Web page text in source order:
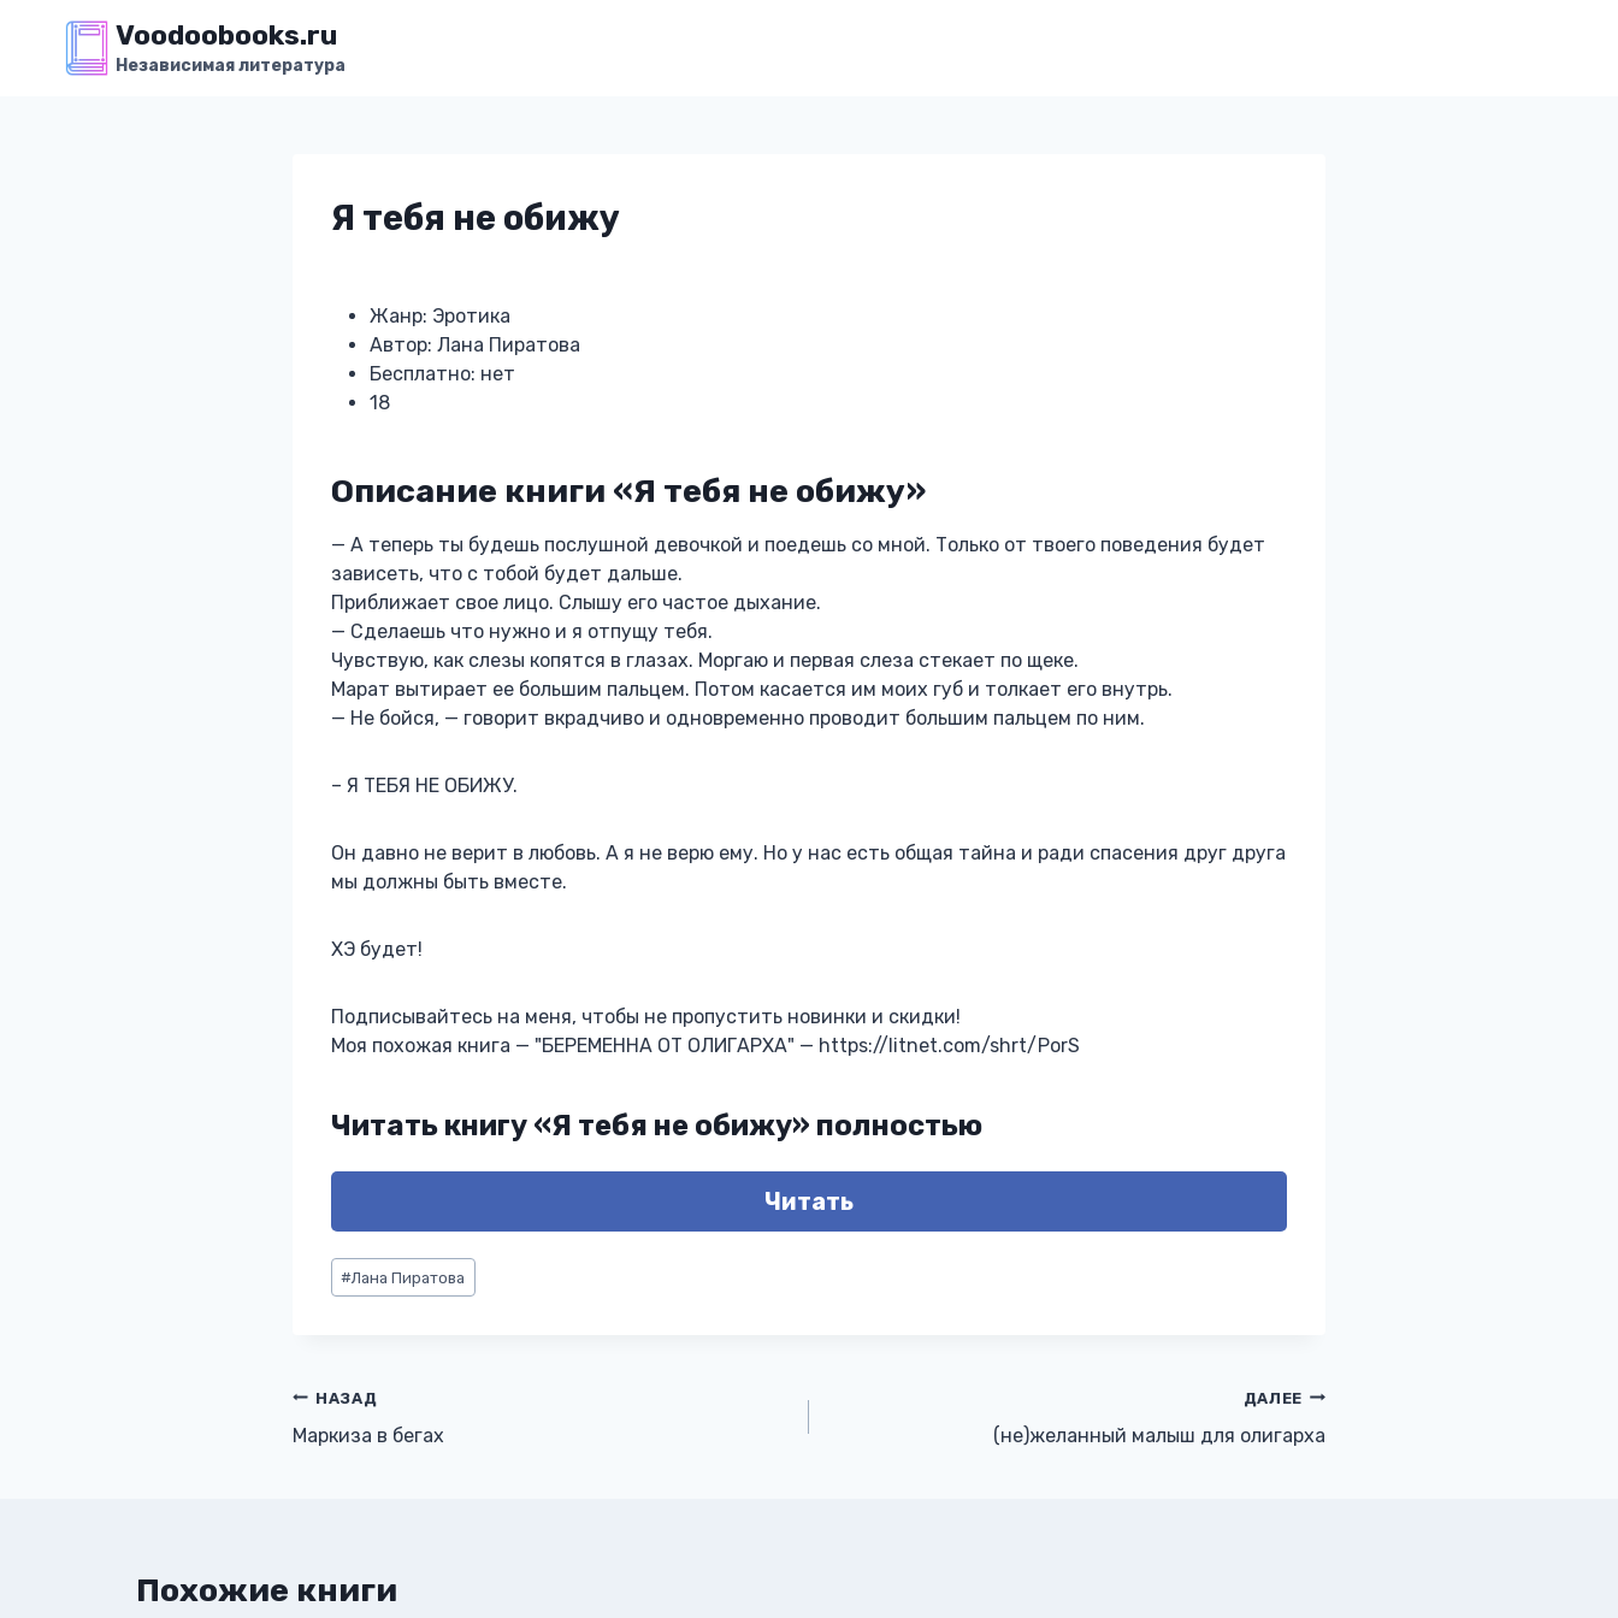
содержимому
Voodoobooks.ru
Независимая литература
Я тебя не обижу
Жанр: Эротика
Автор: Лана Пиратова
Бесплатно: нет
18
Описание книги «Я тебя не обижу»
— А теперь ты будешь послушной девочкой и поедешь со мной. Только от твоего поведения будет
зависеть, что с тобой будет дальше.
Приближает свое лицо. Слышу его частое дыхание.
— Сделаешь что нужно и я отпущу тебя.
Чувствую, как слезы копятся в глазах. Моргаю и первая слеза стекает по щеке.
Марат вытирает ее большим пальцем. Потом касается им моих губ и толкает его внутрь.
— Не бойся, — говорит вкрадчиво и одновременно проводит большим пальцем по ним.
– Я ТЕБЯ НЕ ОБИЖУ.
Он давно не верит в любовь. А я не верю ему. Но у нас есть общая тайна и ради спасения друг друга
мы должны быть вместе.
ХЭ будет!
Подписывайтесь на меня, чтобы не пропустить новинки и скидки!
Моя похожая книга — "БЕРЕМЕННА ОТ ОЛИГАРХА" — https://litnet.com/shrt/PorS
Читать книгу «Я тебя не обижу» полностью
Читать
Метки
записи:
#Лана Пиратова
Навигация
по
НАЗАД
Маркиза в бегах
ДАЛЕЕ
(не)желанный малыш для олигарха
Похожие книги